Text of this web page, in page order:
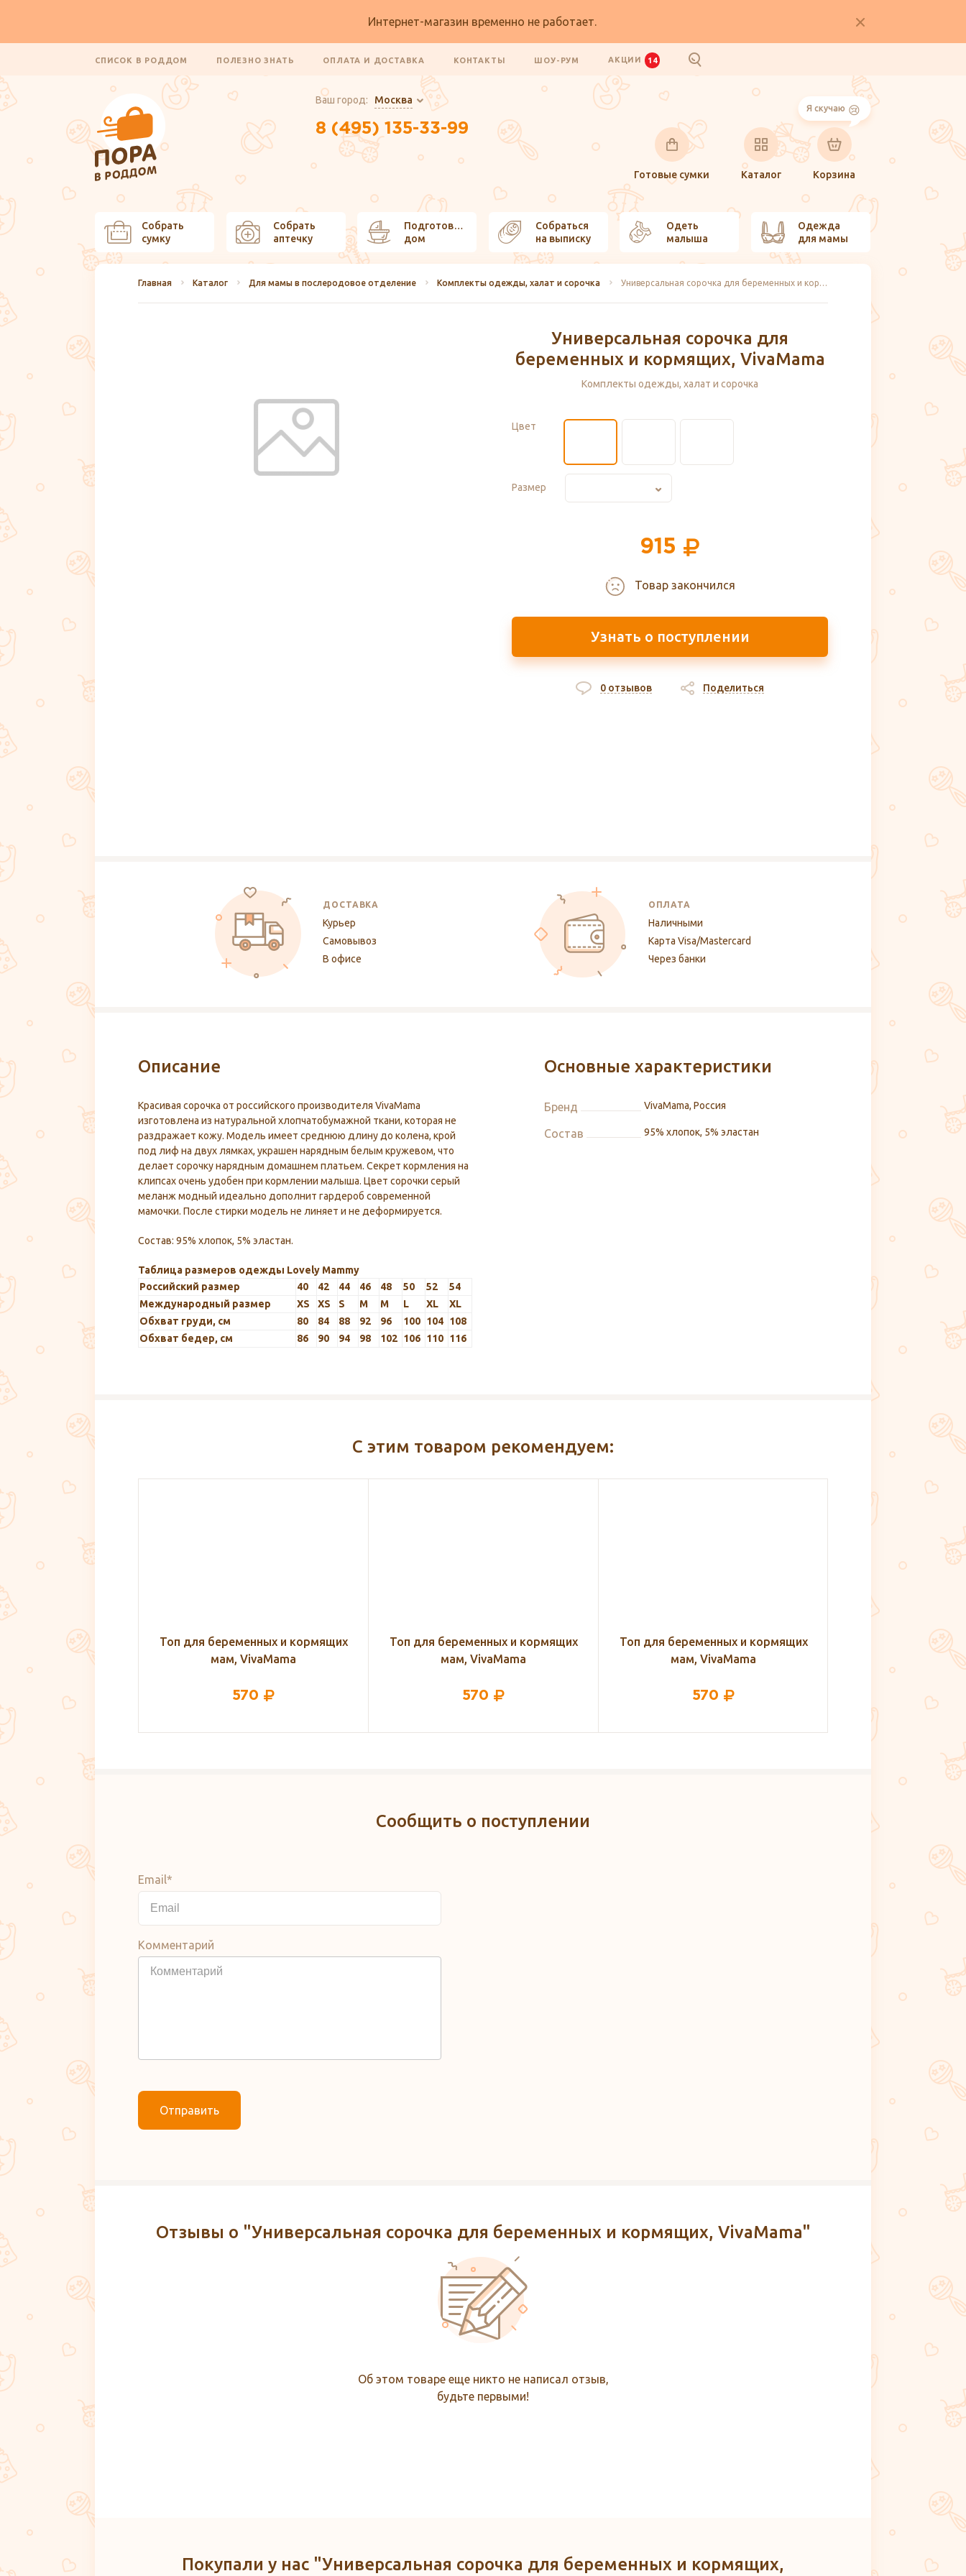
Интернет-магазин временно не работает.
СПИСОК В РОДДОМ ПОЛЕЗНО ЗНАТЬ ОПЛАТА И ДОСТАВКА КОНТАКТЫ ШОУ-РУМ АКЦИИ 14
Ваш город: Москва
8 (495) 135-33-99
Готовые сумки Каталог
Я скучаю
Корзина
Собрать
сумку
Собрать
аптечку
Подготовить
дом
Собраться
на выписку
Одеть
малыша
Одежда
для мамы
Главная Каталог Для мамы в послеродовое отделение Комплекты одежды, халат и сорочка Универсальная сорочка для беременных и кормящих, VivaMama
Универсальная сорочка для
беременных и кормящих, VivaMama
Комплекты одежды, халат и сорочка
Цвет
Размер
915
Товар закончился
Узнать о поступлении
0 отзывов Поделиться
ДОСТАВКА
Курьер
Самовывоз
В офисе
ОПЛАТА
Наличными
Карта Visa/Mastercard
Через банки
Описание
Красивая сорочка от российского производителя VivaMama
изготовлена из натуральной хлопчатобумажной ткани, которая не
раздражает кожу. Модель имеет среднюю длину до колена, крой
под лиф на двух лямках, украшен нарядным белым кружевом, что
делает сорочку нарядным домашнем платьем. Секрет кормления на
клипсах очень удобен при кормлении малыша. Цвет сорочки серый
меланж модный идеально дополнит гардероб современной
мамочки. После стирки модель не линяет и не деформируется.
Состав: 95% хлопок, 5% эластан.
Таблица размеров одежды Lovely Mammy
Российский размер
40 42 44 46 48 50 52
54
Международный размер
XS XS S M M L XL
XL
Обхват груди, см
80 84 88 92 96 100 104 108
Обхват бедер, см
86 90 94 98 102 106 110 116
Основные характеристики
Бренд VivaMama, Россия
Состав 95% хлопок, 5% эластан
С этим товаром рекомендуем:
и кормящих
Топ для беременных и кормящих
мам, VivaMama
570
Топ для беременных и кормящих
мам, VivaMama
570
Топ для беременных и кормящих
мам, VivaMama
570
Топ для
мам,
570
Сообщить о поступлении
Email*
Комментарий
Отправить
Отзывы о "Универсальная сорочка для беременных и кормящих, VivaMama"
Об этом товаре еще никто не написал отзыв,
будьте первыми!
Покупали у нас "Универсальная сорочка для беременных и кормящих,